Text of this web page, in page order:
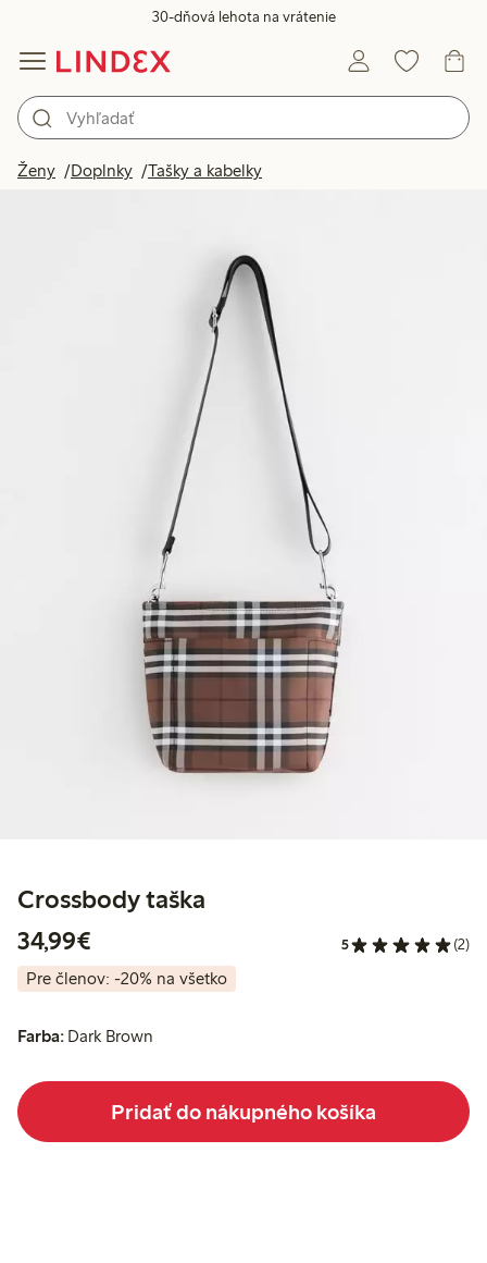
30-dňová lehota na vrátenie
Ženy Doplnky Tašky a kabelky
Crossbody taška
34,99€
5 (2)
Pre členov: -20% na všetko
Farba: Dark Brown
Pridať do nákupného košíka